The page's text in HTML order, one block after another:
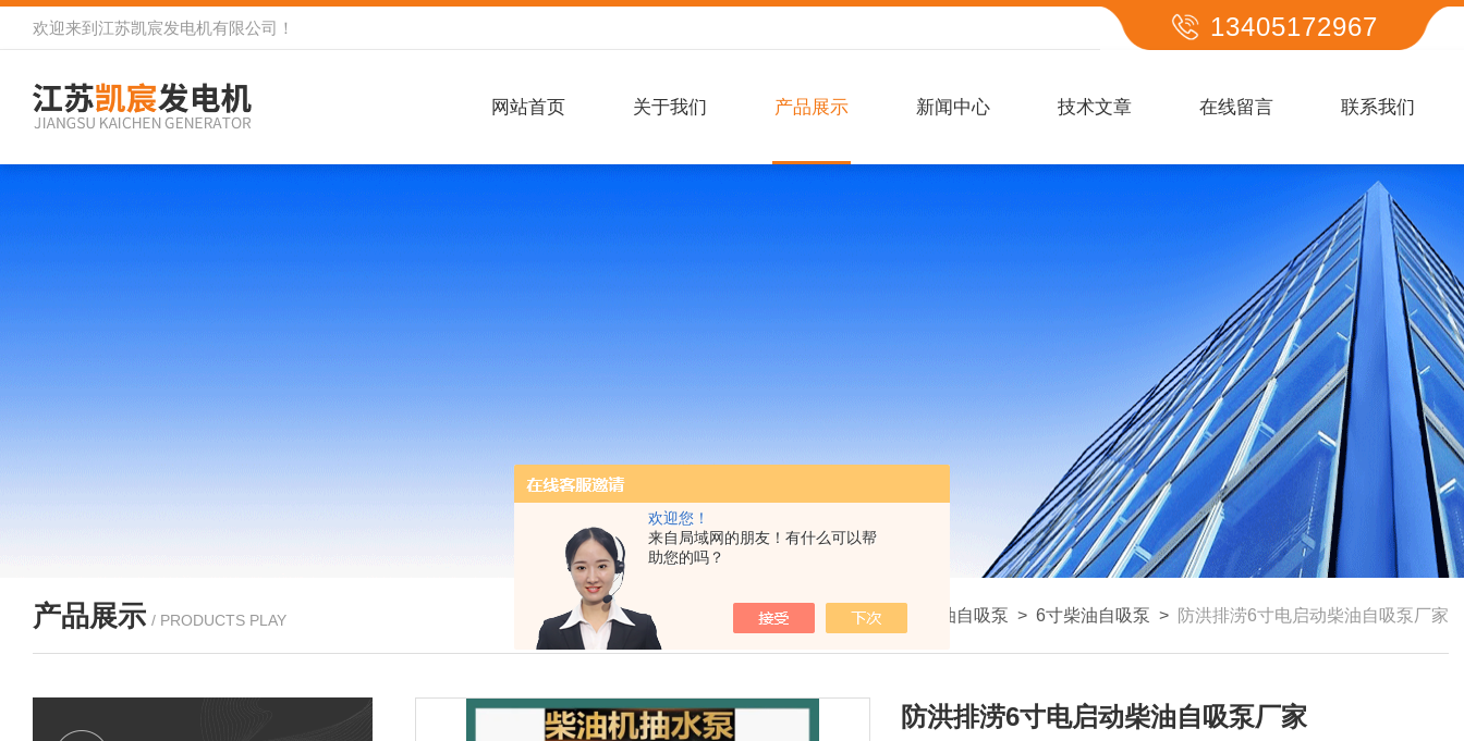
欢迎您！
来自局域网的朋友！有什么可以帮
助您的吗？
欢迎来到 江苏凯宸发电机有限公司 ！ 13405172967
网站首页 关于我们 产品展示 新闻中心 技术文章 在线留言 联系我们
产品展示 / PRODUCTS PLAY 我的位置：首页 产品展示 柴油自吸泵 > 6寸柴油自吸泵 > 防洪排涝6寸电启动柴油自吸泵厂家
防洪排涝6寸电启动柴油自吸泵厂家